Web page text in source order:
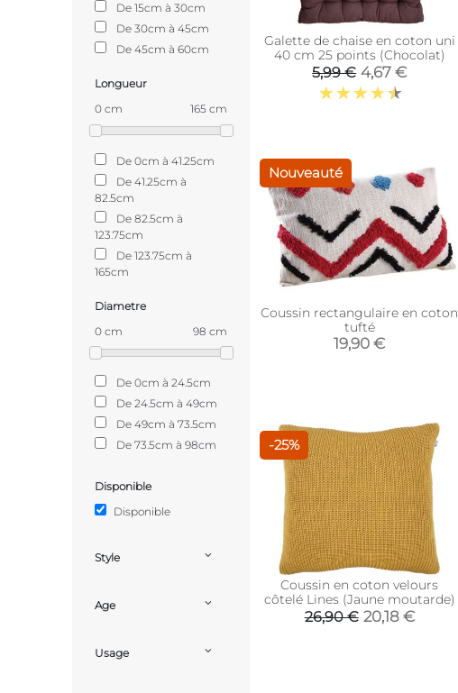
De 15cm à 30cm
De 30cm à 45cm
De 45cm à 60cm
Longueur
0 cm
165 cm
De 0cm à 41.25cm
De 41.25cm à
82.5cm
De 82.5cm à
123.75cm
De 123.75cm à
165cm
Diametre
0 cm
98 cm
De 0cm à 24.5cm
De 24.5cm à 49cm
De 49cm à 73.5cm
De 73.5cm à 98cm
Disponible
Disponible
Style
Age
Usage
Galette de chaise en coton uni
40 cm 25 points (Chocolat)
5,99 € 4,67 €
Nouveauté
Coussin rectangulaire en coton
tufté
19,90 €
-25%
Coussin en coton velours
côtelé Lines (Jaune moutarde)
26,90 € 20,18 €